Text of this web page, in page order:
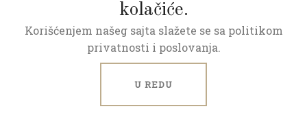
kolačiće.
Korišćenjem našeg sajta slažete se sa politikom
privatnosti i poslovanja.
U REDU
3.0 86 m2 5/23
Skyline, kompletno opremljen